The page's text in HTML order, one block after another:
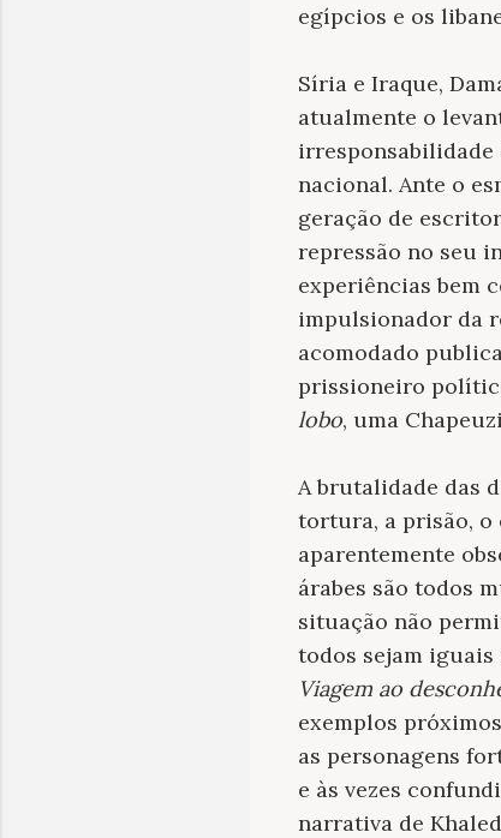
egípcios e os
Síria e Iraque,
atualmente o
irresponsabilidade
nacional. Ante o
geração de
repressão no seu
experiências bem
impulsionador da
acomodado
prissioneiro
lobo, uma
A brutalidade das
tortura, a prisão, o
aparentemente
árabes são todos
situação não
todos sejam iguais
Viagem ao
exemplos
as personagens
e às vezes
narrativa de